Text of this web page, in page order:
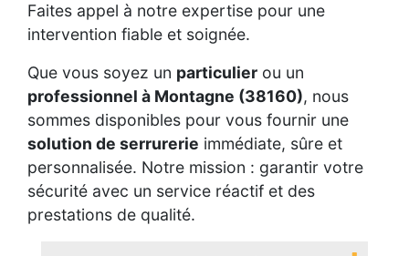
Faites appel à notre expertise pour une
intervention fiable et soignée.
Que vous soyez un particulier ou un
professionnel à Montagne (38160), nous
sommes disponibles pour vous fournir une
solution de serrurerie immédiate, sûre et
personnalisée. Notre mission : garantir votre
sécurité avec un service réactif et des
prestations de qualité.